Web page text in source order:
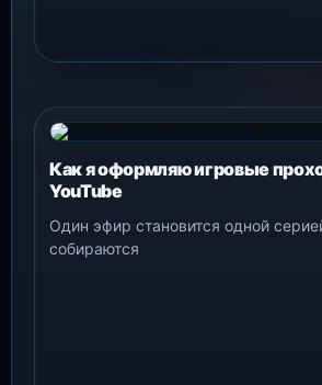
Как я оформляю игровые
YouTube
Один эфир становится одной
собираются